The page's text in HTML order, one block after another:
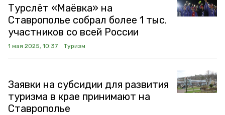
Турслёт «Маёвка» на
Ставрополье собрал более 1 тыс.
участников со всей России
1 мая 2025, 10:37 Туризм
Заявки на субсидии для развития
туризма в крае принимают на
Ставрополье